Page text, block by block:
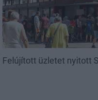
Felújított üzletet nyitott